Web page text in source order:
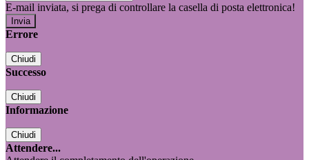
E-mail inviata, si prega di controllare la casella di posta elettronica!
Errore
Chiudi
Successo
Chiudi
Informazione
Chiudi
Attendere...